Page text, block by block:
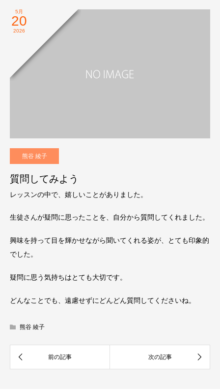
5月
20
2026
熊谷 綾子
質問してみよう
レッスンの中で、嬉しいことがありました。
生徒さんが疑問に思ったことを、自分から質問してくれました。
興味を持って目を輝かせながら聞いてくれる姿が、とても印象的
でした。
疑問に思う気持ちはとても大切です。
どんなことでも、遠慮せずにどんどん質問してくださいね。
熊谷 綾子